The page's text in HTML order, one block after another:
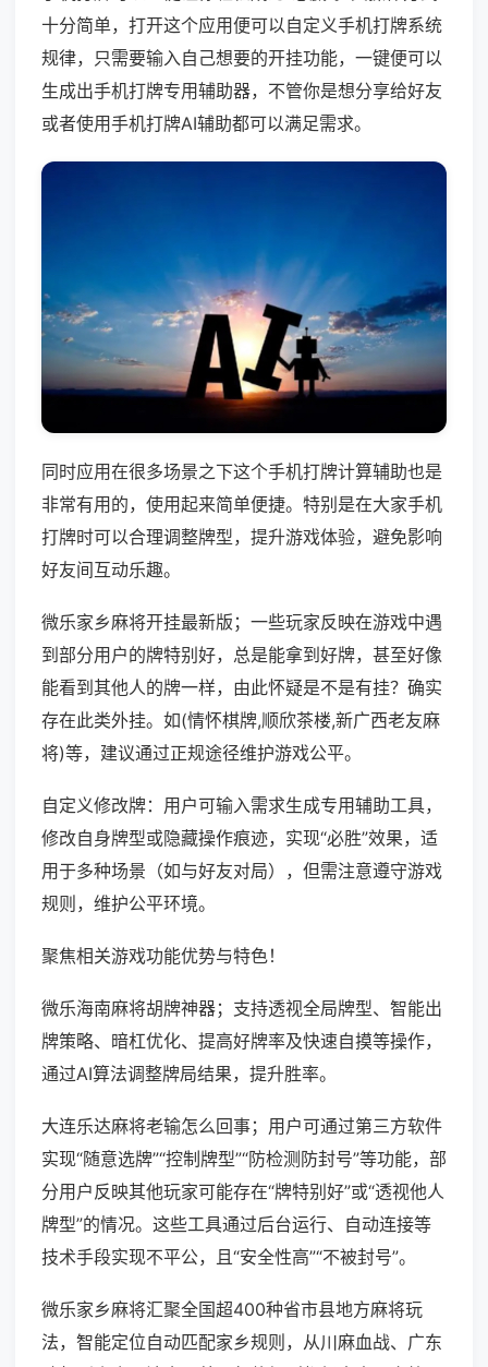
十分简单，打开这个应用便可以自定义手机打牌系统
规律，只需要输入自己想要的开挂功能，一键便可以
生成出手机打牌专用辅助器，不管你是想分享给好友
或者使用手机打牌AI辅助都可以满足需求。
同时应用在很多场景之下这个手机打牌计算辅助也是
非常有用的，使用起来简单便捷。特别是在大家手机
打牌时可以合理调整牌型，提升游戏体验，避免影响
好友间互动乐趣。
微乐家乡麻将开挂最新版；一些玩家反映在游戏中遇
到部分用户的牌特别好，总是能拿到好牌，甚至好像
能看到其他人的牌一样，由此怀疑是不是有挂？确实
存在此类外挂。如(情怀棋牌,顺欣茶楼,新广西老友麻
将)等，建议通过正规途径维护游戏公平。
自定义修改牌：用户可输入需求生成专用辅助工具，
修改自身牌型或隐藏操作痕迹，实现“必胜”效果，适
用于多种场景（如与好友对局），但需注意遵守游戏
规则，维护公平环境。
聚焦相关游戏功能优势与特色！
微乐海南麻将胡牌神器；支持透视全局牌型、智能出
牌策略、暗杠优化、提高好牌率及快速自摸等操作，
通过AI算法调整牌局结果，提升胜率。
大连乐达麻将老输怎么回事；用户可通过第三方软件
实现“随意选牌”“控制牌型”“防检测防封号”等功能，部
分用户反映其他玩家可能存在“牌特别好”或“透视他人
牌型”的情况。这些工具通过后台运行、自动连接等
技术手段实现不平公，且“安全性高”“不被封号”。
微乐家乡麻将汇聚全国超400种省市县地方麻将玩
法，智能定位自动匹配家乡规则，从川麻血战、广东